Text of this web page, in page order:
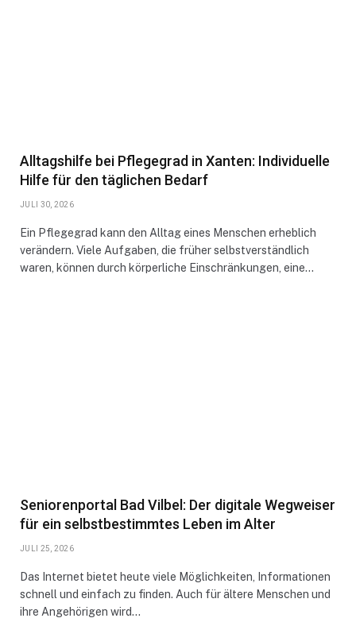
Alltagshilfe bei Pflegegrad in Xanten: Individuelle
Hilfe für den täglichen Bedarf
JULI 30, 2026
Ein Pflegegrad kann den Alltag eines Menschen erheblich
verändern. Viele Aufgaben, die früher selbstverständlich
waren, können durch körperliche Einschränkungen, eine…
Seniorenportal Bad Vilbel: Der digitale Wegweiser
für ein selbstbestimmtes Leben im Alter
JULI 25, 2026
Das Internet bietet heute viele Möglichkeiten, Informationen
schnell und einfach zu finden. Auch für ältere Menschen und
ihre Angehörigen wird…